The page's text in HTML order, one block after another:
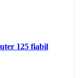
125 fiabil